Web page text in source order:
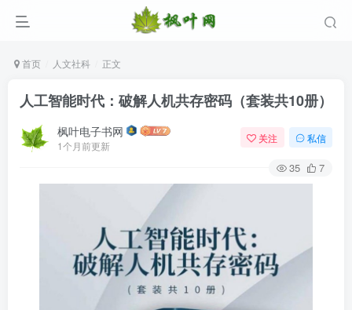
首页 人文社科 正文
人工智能时代：破解人机共存密码（套装共10册）
枫叶电子书网
1个月前更新
关注 私信
35 7